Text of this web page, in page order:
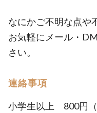
なにかご不明な点や
お気軽にメール・
さい。
連絡事項
小学生以上 800円（